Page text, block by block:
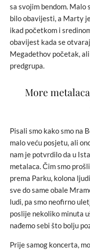
sa svojim bendom. Malo
bilo obavijesti, a Marty
ikad početkom i
obavijest kada se
Megadethov početak,
predgrupa.
More
Pisali smo kako smo na
malo veću posjetu, ali
nam je potvrdilo da u
metalaca. Čim smo
prema Parku, kolona
sve do same obale
ludi, pa smo neofirno
poslije nekoliko minuta
nađemo sebi što bolju
Prije samog koncerta,